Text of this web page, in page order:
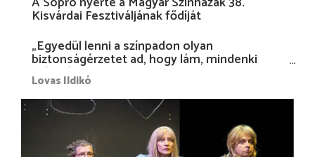
Kisvárdai Fesztiváljának fődíját
„Egyedül lenni a színpadon olyan
biztonságérzetet ad, hogy lám, mindenki
más nélkül is megvagyok magammal…”
Lovas Ildikó